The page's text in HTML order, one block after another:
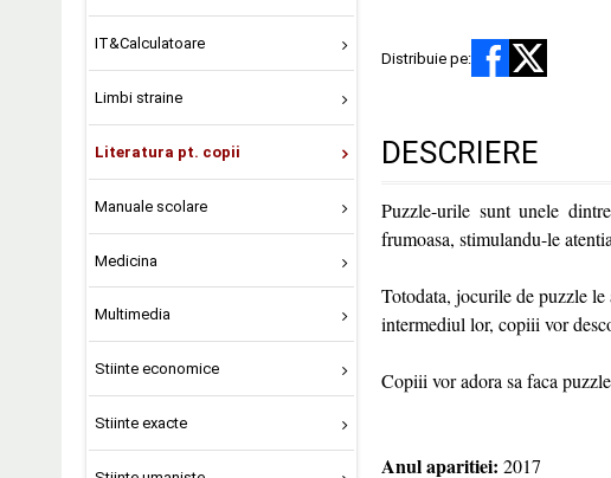
IT&Calculatoare
Limbi straine
Literatura pt. copii
Manuale scolare
Medicina
Multimedia
Stiinte economice
Stiinte exacte
Distribuie pe:
DESCRIERE
Puzzle-urile sunt unele
frumoasa, stimulandu-le
Totodata, jocurile de puzzle
intermediul lor, copiii vor
Copiii vor adora sa faca
Anul aparitiei: 2017